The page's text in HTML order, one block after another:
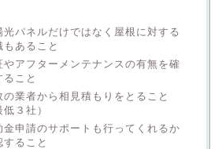
光パネルだけではなく屋根に対する
もあること
やアフターメンテナンスの有無を確
ること
の業者から相見積もりをとること
低３社）
金申請のサポートも行ってくれるか
すること